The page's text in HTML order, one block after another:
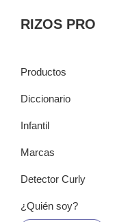
navegación
principal
barra
RIZOS PRO
Productos
Diccionario
Infantil
Marcas
Detector Curly
¿Quién soy?